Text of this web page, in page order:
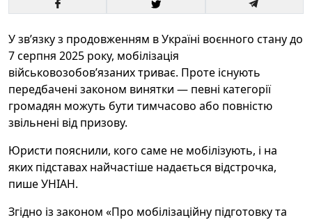
У зв’язку з продовженням в Україні воєнного стану до
7 серпня 2025 року, мобілізація
військовозобов’язаних триває. Проте існують
передбачені законом винятки — певні категорії
громадян можуть бути тимчасово або повністю
звільнені від призову.
Юристи пояснили, кого саме не мобілізують, і на
яких підставах найчастіше надається відстрочка,
пише УНІАН.
Згідно із законом «Про мобілізаційну підготовку та